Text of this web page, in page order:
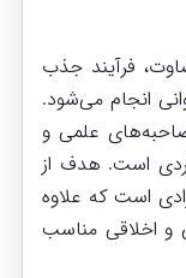
فرآیند جذب
انجام می‌شود.
علمی و
است. هدف از
است که علاوه
و اخلاقی مناسب